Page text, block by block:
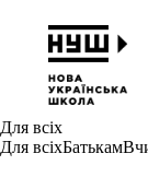
Для всіх
Для всіхБатькам